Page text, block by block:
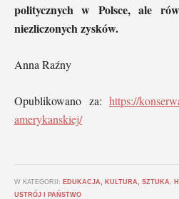
politycznych w Polsce, ale
niezliczonych zysków.
Anna Raźny
Opublikowano za: https://
amerykanskiej/
W KATEGORII: EDUKACJA, KULTURA, SZTUKA
USTRÓJ I PAŃSTWO